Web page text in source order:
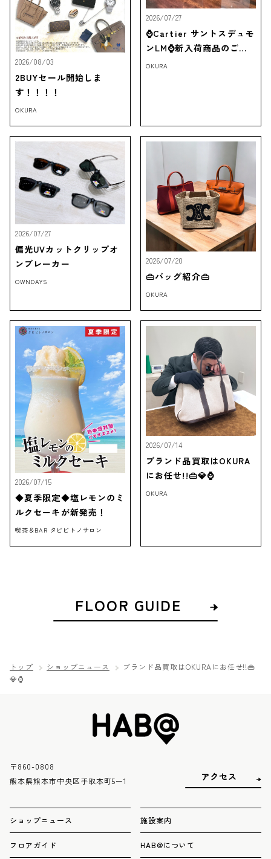
2026/08/03
2BUYセール開始しま
す！！！！
OKURA
2026/07/27
⌚Cartier サントスデュモ
ンLM⌚新入荷商品のご紹
介‼
OKURA
2026/07/27
偏光UVカットクリップオ
ンブレーカー
OWNDAYS
2026/07/20
👜バッグ紹介👜
OKURA
2026/07/15
◆夏季限定◆塩レモンのミ
ルクセーキが新発売！
喫茶＆BAR タビビトノサロン
2026/07/14
ブランド品買取はOKURA
にお任せ!!👜💎⌚
OKURA
FLOOR GUIDE
トップ ショップニュース
ブランド品買取はOKURAにお任せ!!👜
💎⌚
〒860-0808
熊本県熊本市中央区手取本町5ー1
アクセス
ショップニュース
フロアガイド
施設案内
HAB@について